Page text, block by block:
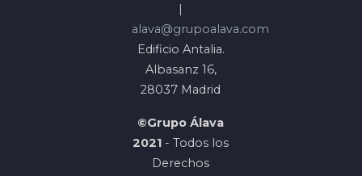
He leído y acepto la Política de
Privacidad *
|
alava@grupoalava.com
Edificio Antalia.
Albasanz 16,
28037 Madrid
©Grupo Álava
2021 - Todos los
Derechos